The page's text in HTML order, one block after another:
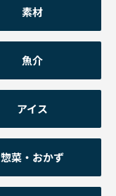
素材
魚介
アイス
惣菜・おかず